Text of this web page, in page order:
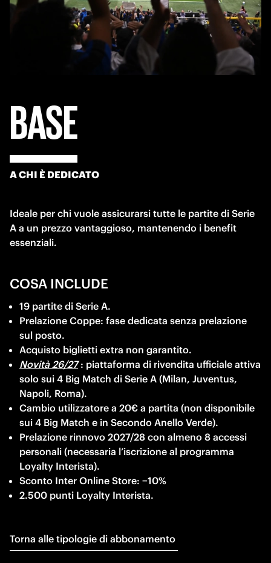
BASE
A CHI È DEDICATO
Ideale per chi vuole assicurarsi tutte le partite di Serie
A a un prezzo vantaggioso, mantenendo i benefit
essenziali.
COSA INCLUDE
19 partite di Serie A.
Prelazione Coppe: fase dedicata senza prelazione
sul posto.
Acquisto biglietti extra non garantito.
Novità 26/27 : piattaforma di rivendita ufficiale attiva
solo sui 4 Big Match di Serie A (Milan, Juventus,
Napoli, Roma).
Cambio utilizzatore a 20€ a partita (non disponibile
sui 4 Big Match e in Secondo Anello Verde).
Prelazione rinnovo 2027/28 con almeno 8 accessi
personali (necessaria l’iscrizione al programma
Loyalty Interista).
Sconto Inter Online Store: −10%
2.500 punti Loyalty Interista.
Torna alle tipologie di abbonamento